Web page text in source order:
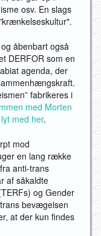
osv. En slags
åbenbart også
DERFOR som en
agenda, der
fabrikeres i
med Morten
med her.
mod
en lang række
anti-trans
af såkaldte
og Gender
bevægelsen
at der kun findes